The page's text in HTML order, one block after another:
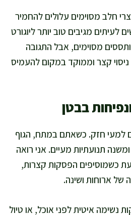
חלב מסוימים עלולים להחמיר
לעיתים מגיבים טוב יותר ליוגורט
מסוימים, אבל התגובה
קצר וממוקד במקום להעמיס
בבטן
למעי חזק. כשאתם במתח, הגוף
תנועתיות מעיים. אני רואה
כשמוסיפים הפסקות קצרות,
של ארוחות ושינה.
נשימה איטית לפני אוכל, או טיול